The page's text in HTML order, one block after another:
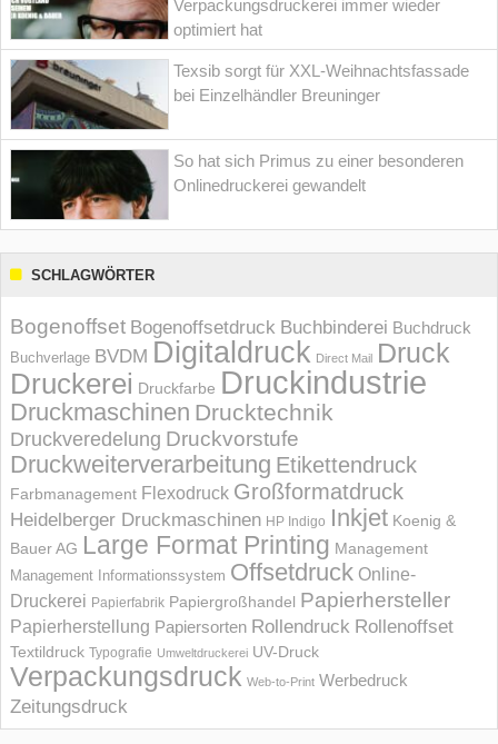
Verpackungsdruckerei immer wieder
optimiert hat
Texsib sorgt für XXL-Weihnachtsfassade
bei Einzelhändler Breuninger
So hat sich Primus zu einer besonderen
Onlinedruckerei gewandelt
SCHLAGWÖRTER
Bogenoffset Bogenoffsetdruck Buchbinderei Buchdruck
Buchverlage BVDM Digitaldruck Direct Mail Druck
Druckerei Druckfarbe Druckindustrie
Druckmaschinen Drucktechnik
Druckveredelung Druckvorstufe
Druckweiterverarbeitung Etikettendruck
Farbmanagement Flexodruck Großformatdruck
Heidelberger Druckmaschinen HP Indigo Inkjet Koenig &
Bauer AG Large Format Printing Management
Management Informations­system Offsetdruck Online-
Druckerei Papierfabrik Papiergroßhandel Papierhersteller
Papierherstellung Papiersorten Rollendruck Rollenoffset
Textildruck Typografie Umweltdruckerei UV-Druck
Verpackungsdruck Web-to-Print Werbedruck
Zeitungsdruck